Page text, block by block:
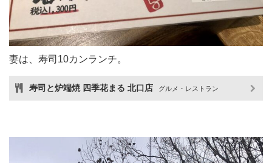
妻は、寿司10カンランチ。
寿司と炉端焼 四季花まる 北口店 グルメ・レストラン